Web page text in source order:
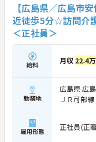
【広島県／広島市
近徒歩5分☆訪問介
＜正社員＞
給料 月収 22.4
勤務地
広島県 広
ＪＲ可部
雇用形態 正社員(正